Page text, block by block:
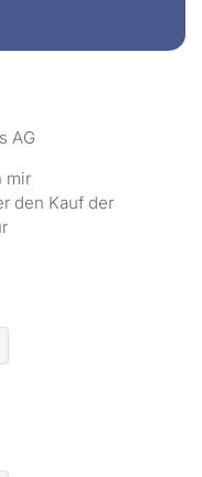
AG
mir
den Kauf der